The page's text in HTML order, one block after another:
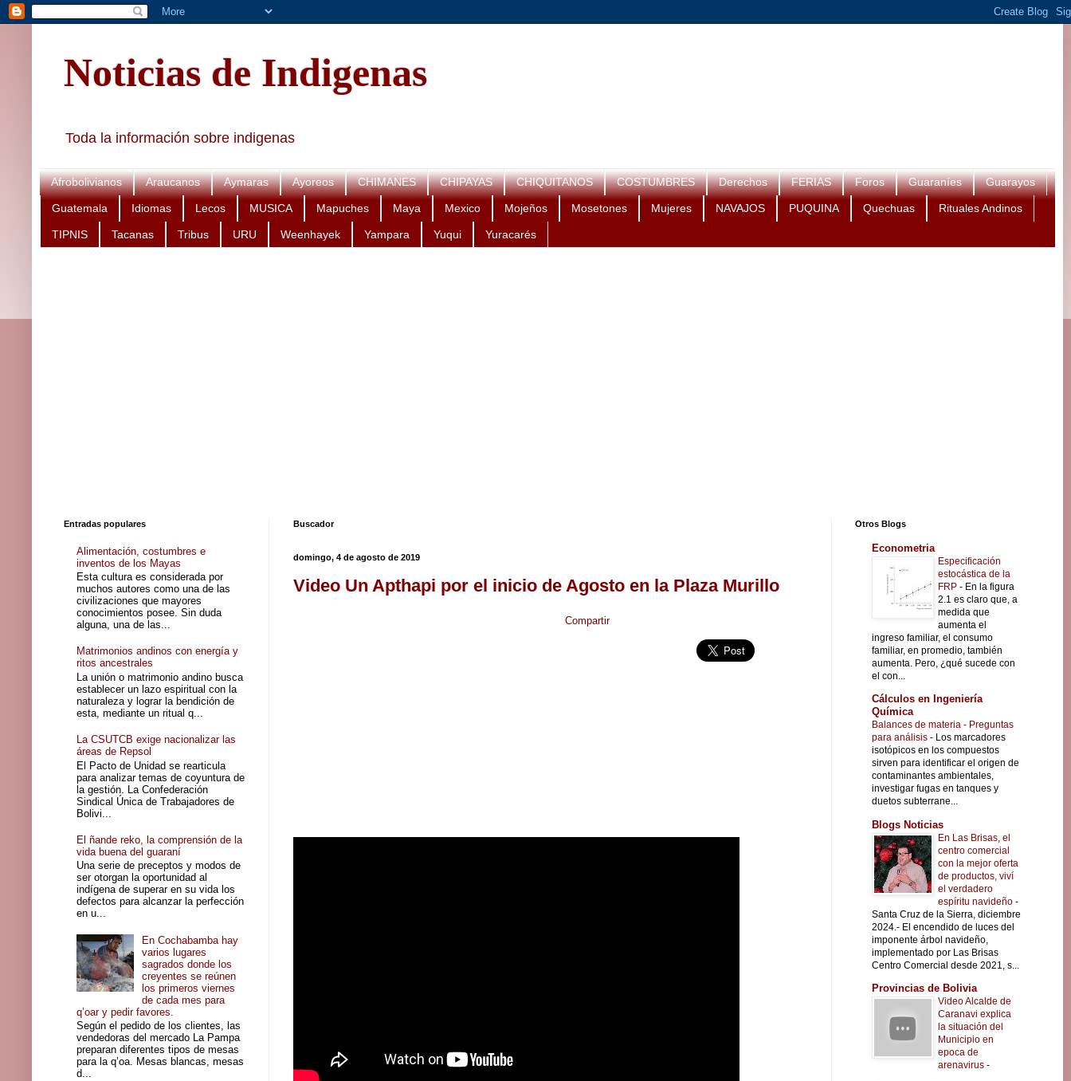
Noticias de Indigenas
Toda la información sobre indigenas
Afrobolivianos Araucanos Aymaras Ayoreos CHIMANES CHIPAYAS CHIQUITANOS COSTUMBRES Derechos FERIAS Foros Guaraníes Guarayos
Guatemala Idiomas Lecos MUSICA Mapuches Maya Mexico Mojeños Mosetones Mujeres NAVAJOS PUQUINA Quechuas Rituales Andinos
TIPNIS Tacanas Tribus URU Weenhayek Yampara Yuqui Yuracarés
Buscador
domingo, 4 de agosto de 2019
Video Un Apthapi por el inicio de Agosto en la Plaza Murillo
Compartir
Entradas populares
Alimentación, costumbres e
inventos de los Mayas
Esta cultura es considerada por
muchos autores como una de las
civilizaciones que mayores
conocimientos posee. Sin duda
alguna, una de las...
Matrimonios andinos con energía y
ritos ancestrales
La unión o matrimonio andino busca
establecer un lazo espiritual con la
naturaleza y lograr la bendición de
esta, mediante un ritual q...
La CSUTCB exige nacionalizar las
áreas de Repsol
El Pacto de Unidad se rearticula
para analizar temas de coyuntura de
la gestión. La Confederación
Sindical Única de Trabajadores de
Bolivi...
El ñande reko, la comprensión de la
vida buena del guaraní
Una serie de preceptos y modos de
ser otorgan la oportunidad al
indígena de superar en su vida los
defectos para alcanzar la perfección
en u...
En Cochabamba hay
varios lugares
sagrados donde los
creyentes se reúnen
los primeros viernes
de cada mes para
q’oar y pedir favores.
Según el pedido de los clientes, las
vendedoras del mercado La Pampa
preparan diferentes tipos de mesas
para la q’oa. Mesas blancas, mesas
d...
Otros Blogs
Econometria
Especificación
estocástica de la
FRP - En la figura
2.1 es claro que, a
medida que
aumenta el
ingreso familiar, el consumo
familiar, en promedio, también
aumenta. Pero, ¿qué sucede con
el con...
Cálculos en Ingeniería
Química
Balances de materia - Preguntas
para análisis - Los marcadores
isotópicos en los compuestos
sirven para identificar el origen de
contaminantes ambientales,
investigar fugas en tanques y
duetos subterrane...
Blogs Noticias
En Las Brisas, el
centro comercial
con la mejor oferta
de productos, viví
el verdadero
espíritu navideño -
Santa Cruz de la Sierra, diciembre
2024.- El encendido de luces del
imponente árbol navideño,
implementado por Las Brisas
Centro Comercial desde 2021, s...
Provincias de Bolivia
Video Alcalde de
Caranavi explica
la situación del
Municipio en
epoca de
arenavirus -